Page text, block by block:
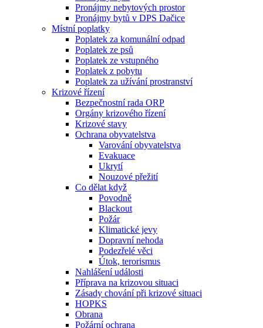
Pronájmy nebytových prostor
Pronájmy bytů v DPS Dačice
Místní poplatky
Poplatek za komunální odpad
Poplatek ze psů
Poplatek ze vstupného
Poplatek z pobytu
Poplatek za užívání prostranství
Krizové řízení
Bezpečnostní rada ORP
Orgány krizového řízení
Krizové stavy
Ochrana obyvatelstva
Varování obyvatelstva
Evakuace
Ukrytí
Nouzové přežití
Co dělat když
Povodně
Blackout
Požár
Klimatické jevy
Dopravní nehoda
Podezřelé věci
Útok, terorismus
Nahlášení události
Příprava na krizovou situaci
Zásady chování při krizové situaci
HOPKS
Obrana
Požární ochrana